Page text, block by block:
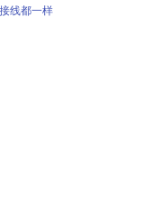
线都一样